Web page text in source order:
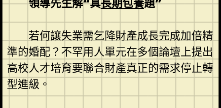
領導先生解“真長期包養題”
若何讓失業需乞降財產成長完成加倍精
準的婚配？不罕用人單元在多個論壇上提出
高校人才培育要聯合財產真正的需求停止轉
型進級。